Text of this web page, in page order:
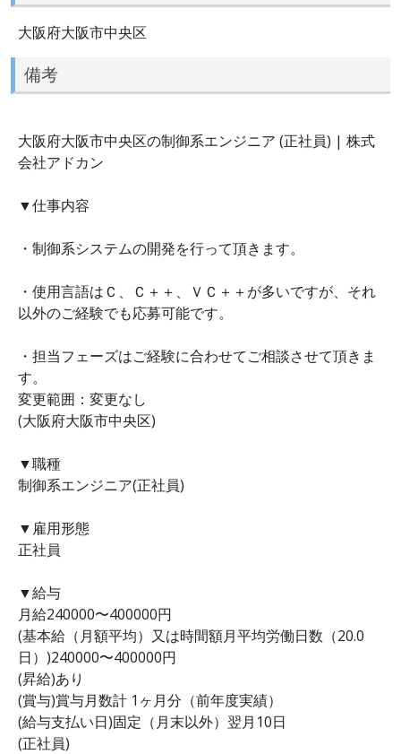
大阪府大阪市中央区
備考
大阪府大阪市中央区の制御系エンジニア (正社員) | 株式
会社アドカン
▼仕事内容
・制御系システムの開発を行って頂きます。
・使用言語はＣ、Ｃ＋＋、ＶＣ＋＋が多いですが、それ
以外のご経験でも応募可能です。
・担当フェーズはご経験に合わせてご相談させて頂きま
す。
変更範囲：変更なし
(大阪府大阪市中央区)
▼職種
制御系エンジニア(正社員)
▼雇用形態
正社員
▼給与
月給240000〜400000円
(基本給（月額平均）又は時間額月平均労働日数（20.0
日）)240000〜400000円
(昇給)あり
(賞与)賞与月数計 1ヶ月分（前年度実績）
(給与支払い日)固定（月末以外）翌月10日
(正社員)